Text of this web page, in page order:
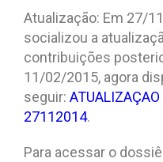
Atualização: Em 27/
socializou a
contribuições
11/02/2015, agora
seguir:
27112014.
Para acessar o